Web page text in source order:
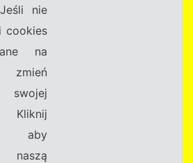
nie
cookies
na
zmień
Kliknij
aby
naszą